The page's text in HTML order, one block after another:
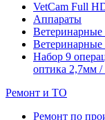
VetCam Full
Аппараты
Ветеринарные
Ветеринарные
Набор 9
оптика 2,7мм /
Ремонт и ТО
Ремонт по